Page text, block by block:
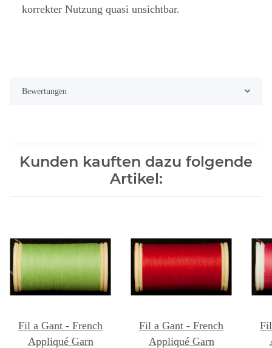
korrekter Nutzung quasi unsichtbar.
Bewertungen
Kunden kauften dazu folgende
Artikel:
Fil a Gant - French
Appliqué Garn
Fil a Gant - French
Appliqué Garn